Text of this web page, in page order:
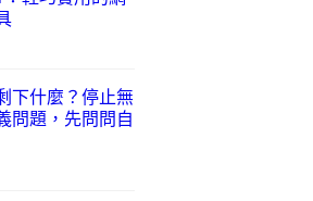
下什麼？停止無
問題，先問問自